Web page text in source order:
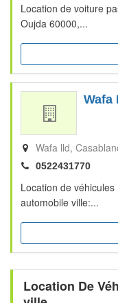
Location de voiture
Oujda 60000,...
Wafa
Wafa lld
0522431770
Location de
automobile ville:...
Location De